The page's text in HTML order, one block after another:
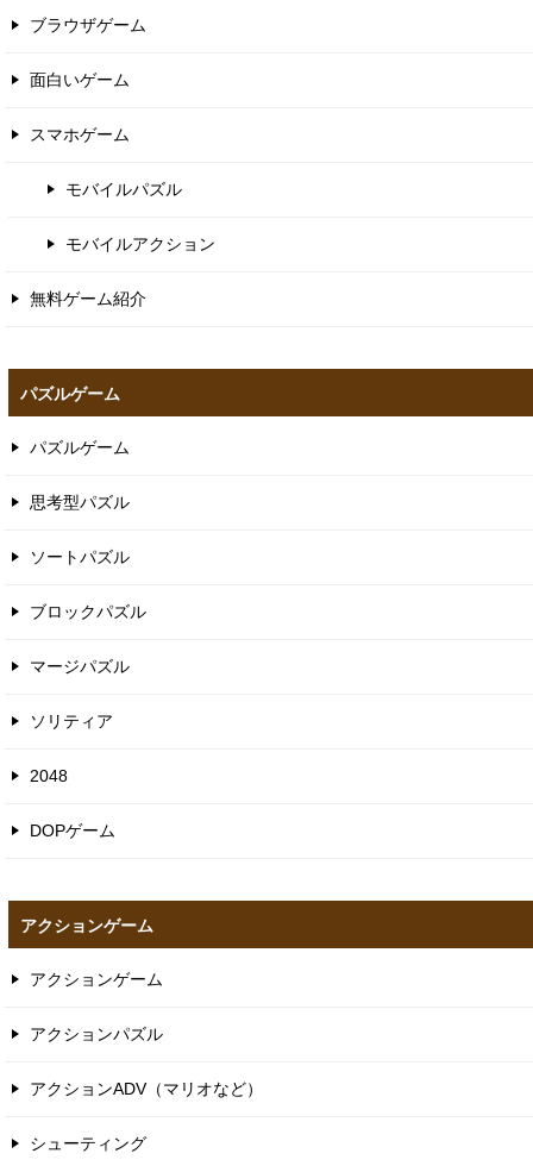
ブラウザゲーム
面白いゲーム
スマホゲーム
モバイルパズル
モバイルアクション
無料ゲーム紹介
パズルゲーム
パズルゲーム
思考型パズル
ソートパズル
ブロックパズル
マージパズル
ソリティア
2048
DOPゲーム
アクションゲーム
アクションゲーム
アクションパズル
アクションADV（マリオなど）
シューティング